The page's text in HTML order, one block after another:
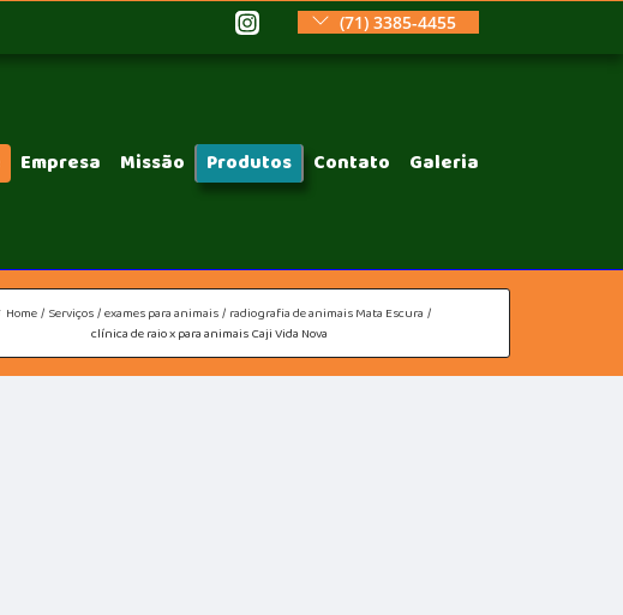
(71) 3385-4455
Empresa Missão Produtos Contato Galeria
Home Serviços exames para animais radiografia de animais Mata Escura
clínica de raio x para animais Caji Vida Nova